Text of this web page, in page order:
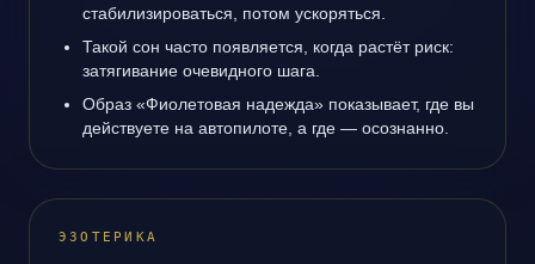
стабилизироваться, потом ускоряться.
Такой сон часто появляется, когда растёт риск:
затягивание очевидного шага.
Образ «Фиолетовая надежда» показывает, где вы
действуете на автопилоте, а где — осознанно.
ЭЗОТЕРИКА